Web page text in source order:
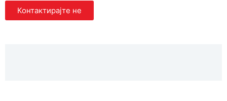
Контактирајте не